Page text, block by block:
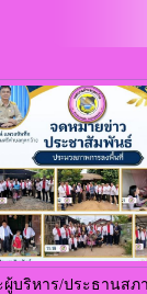
บริหาร/ประธานสภ